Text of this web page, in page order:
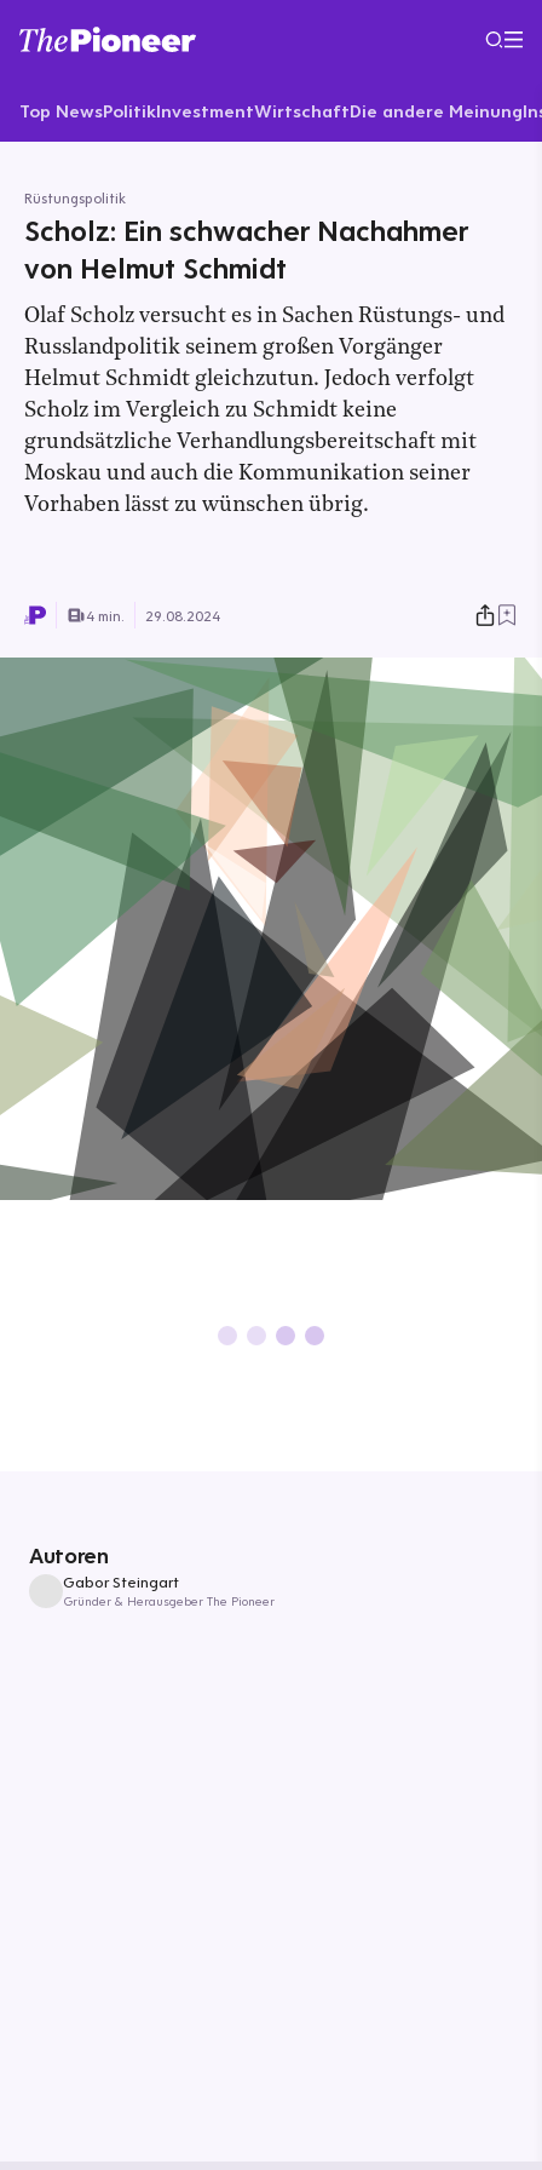
Top NewsPolitikInvestmentWirtschaftDie andere Meinung
Rüstungspolitik
Scholz: Ein schwacher Nachahmer
von Helmut Schmidt
Olaf Scholz versucht es in Sachen Rüstungs- und
Russlandpolitik seinem großen Vorgänger
Helmut Schmidt gleichzutun. Jedoch verfolgt
Scholz im Vergleich zu Schmidt keine
grundsätzliche Verhandlungsbereitschaft mit
Moskau und auch die Kommunikation seiner
Vorhaben lässt zu wünschen übrig.
4 min. 29.08.2024
Autoren
Gabor Steingart
Gründer & Herausgeber The Pioneer